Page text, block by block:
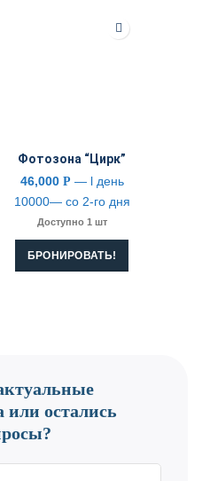
Фотозона “Цирк”
46,000 Р — l день
10000— со 2-го дня
Доступно 1 шт
БРОНИРОВАТЬ!
или остались